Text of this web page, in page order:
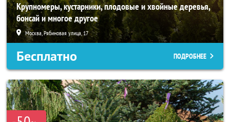
Крупномеры, кустарники, плодовые и хвойные деревья,
бонсай и многое другое
Москва, Рябиновая улица, 17
Бесплатно ПОДРОБНЕЕ